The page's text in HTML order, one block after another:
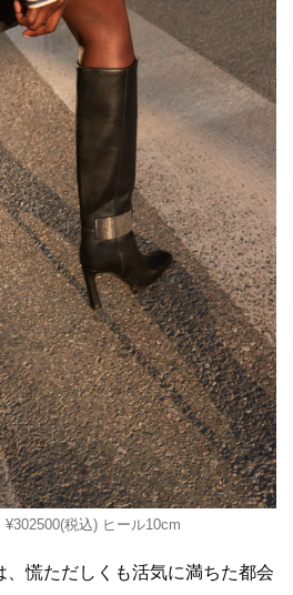
¥302500(税込) ヒール10cm
慌ただしくも活気に満ちた都会